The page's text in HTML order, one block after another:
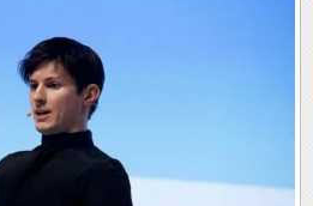
سلامت
یک برش دانایی
محیط زیست
سفر و تفریح
علم و دانش
فناوری و It
علمی
قرآن
گوناگون